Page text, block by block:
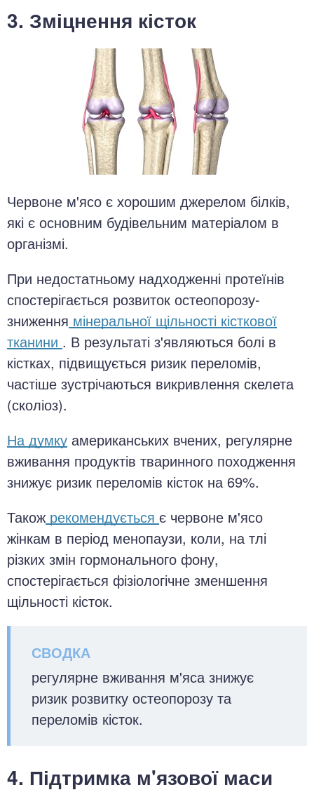
3. Зміцнення кісток
Червоне м'ясо є хорошим джерелом білків,
які є основним будівельним матеріалом в
організмі.
При недостатньому надходженні протеїнів
спостерігається розвиток остеопорозу-
зниження мінеральної щільності кісткової
тканини . В результаті з'являються болі в
кістках, підвищується ризик переломів,
частіше зустрічаються викривлення скелета
(сколіоз).
На думку американських вчених, регулярне
вживання продуктів тваринного походження
знижує ризик переломів кісток на 69%.
Також рекомендується є червоне м'ясо
жінкам в період менопаузи, коли, на тлі
різких змін гормонального фону,
спостерігається фізіологічне зменшення
щільності кісток.
регулярне вживання м'яса знижує
ризик розвитку остеопорозу та
переломів кісток.
4. Підтримка м'язової маси